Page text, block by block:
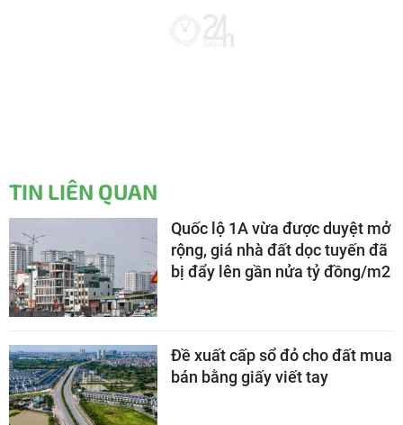
TIN LIÊN QUAN
Quốc lộ 1A vừa được duyệt mở
rộng, giá nhà đất dọc tuyến đã
bị đẩy lên gần nửa tỷ đồng/m2
Đề xuất cấp sổ đỏ cho đất mua
bán bằng giấy viết tay